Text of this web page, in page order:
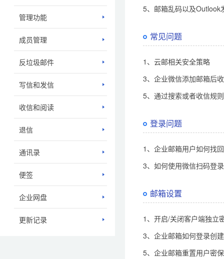
管理功能
成员管理
反垃圾邮件
写信和发信
收信和阅读
退信
通讯录
便签
企业网盘
更新记录
5、邮箱乱码以及Outlook
常见问题
1、云邮相关安全策略
3、企业微信添加邮箱后
5、通过搜索或者收信规
登录问题
1、企业邮箱用户如何找
3、如何使用微信扫码登
邮箱设置
1、开启/关闭客户端独立
3、企业邮箱如何登录创
5、企业邮箱重置用户密